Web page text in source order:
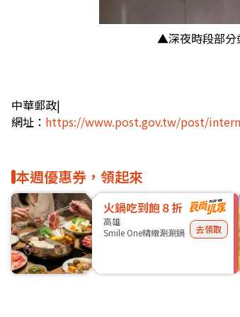
▲深夜時段部分
中華郵政|
網址： https://www.post.gov.tw/post/
本週優惠券，領起來
火鍋吃到飽８折
高雄
Smile One精緻涮涮鍋
去領取